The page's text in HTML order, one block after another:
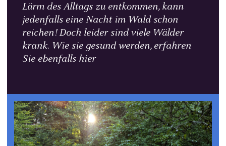
Lärm des Alltags zu entkommen, kann
jedenfalls eine Nacht im Wald schon
reichen! Doch leider sind viele Wälder
krank. Wie sie gesund werden, erfahren
Sie ebenfalls hier